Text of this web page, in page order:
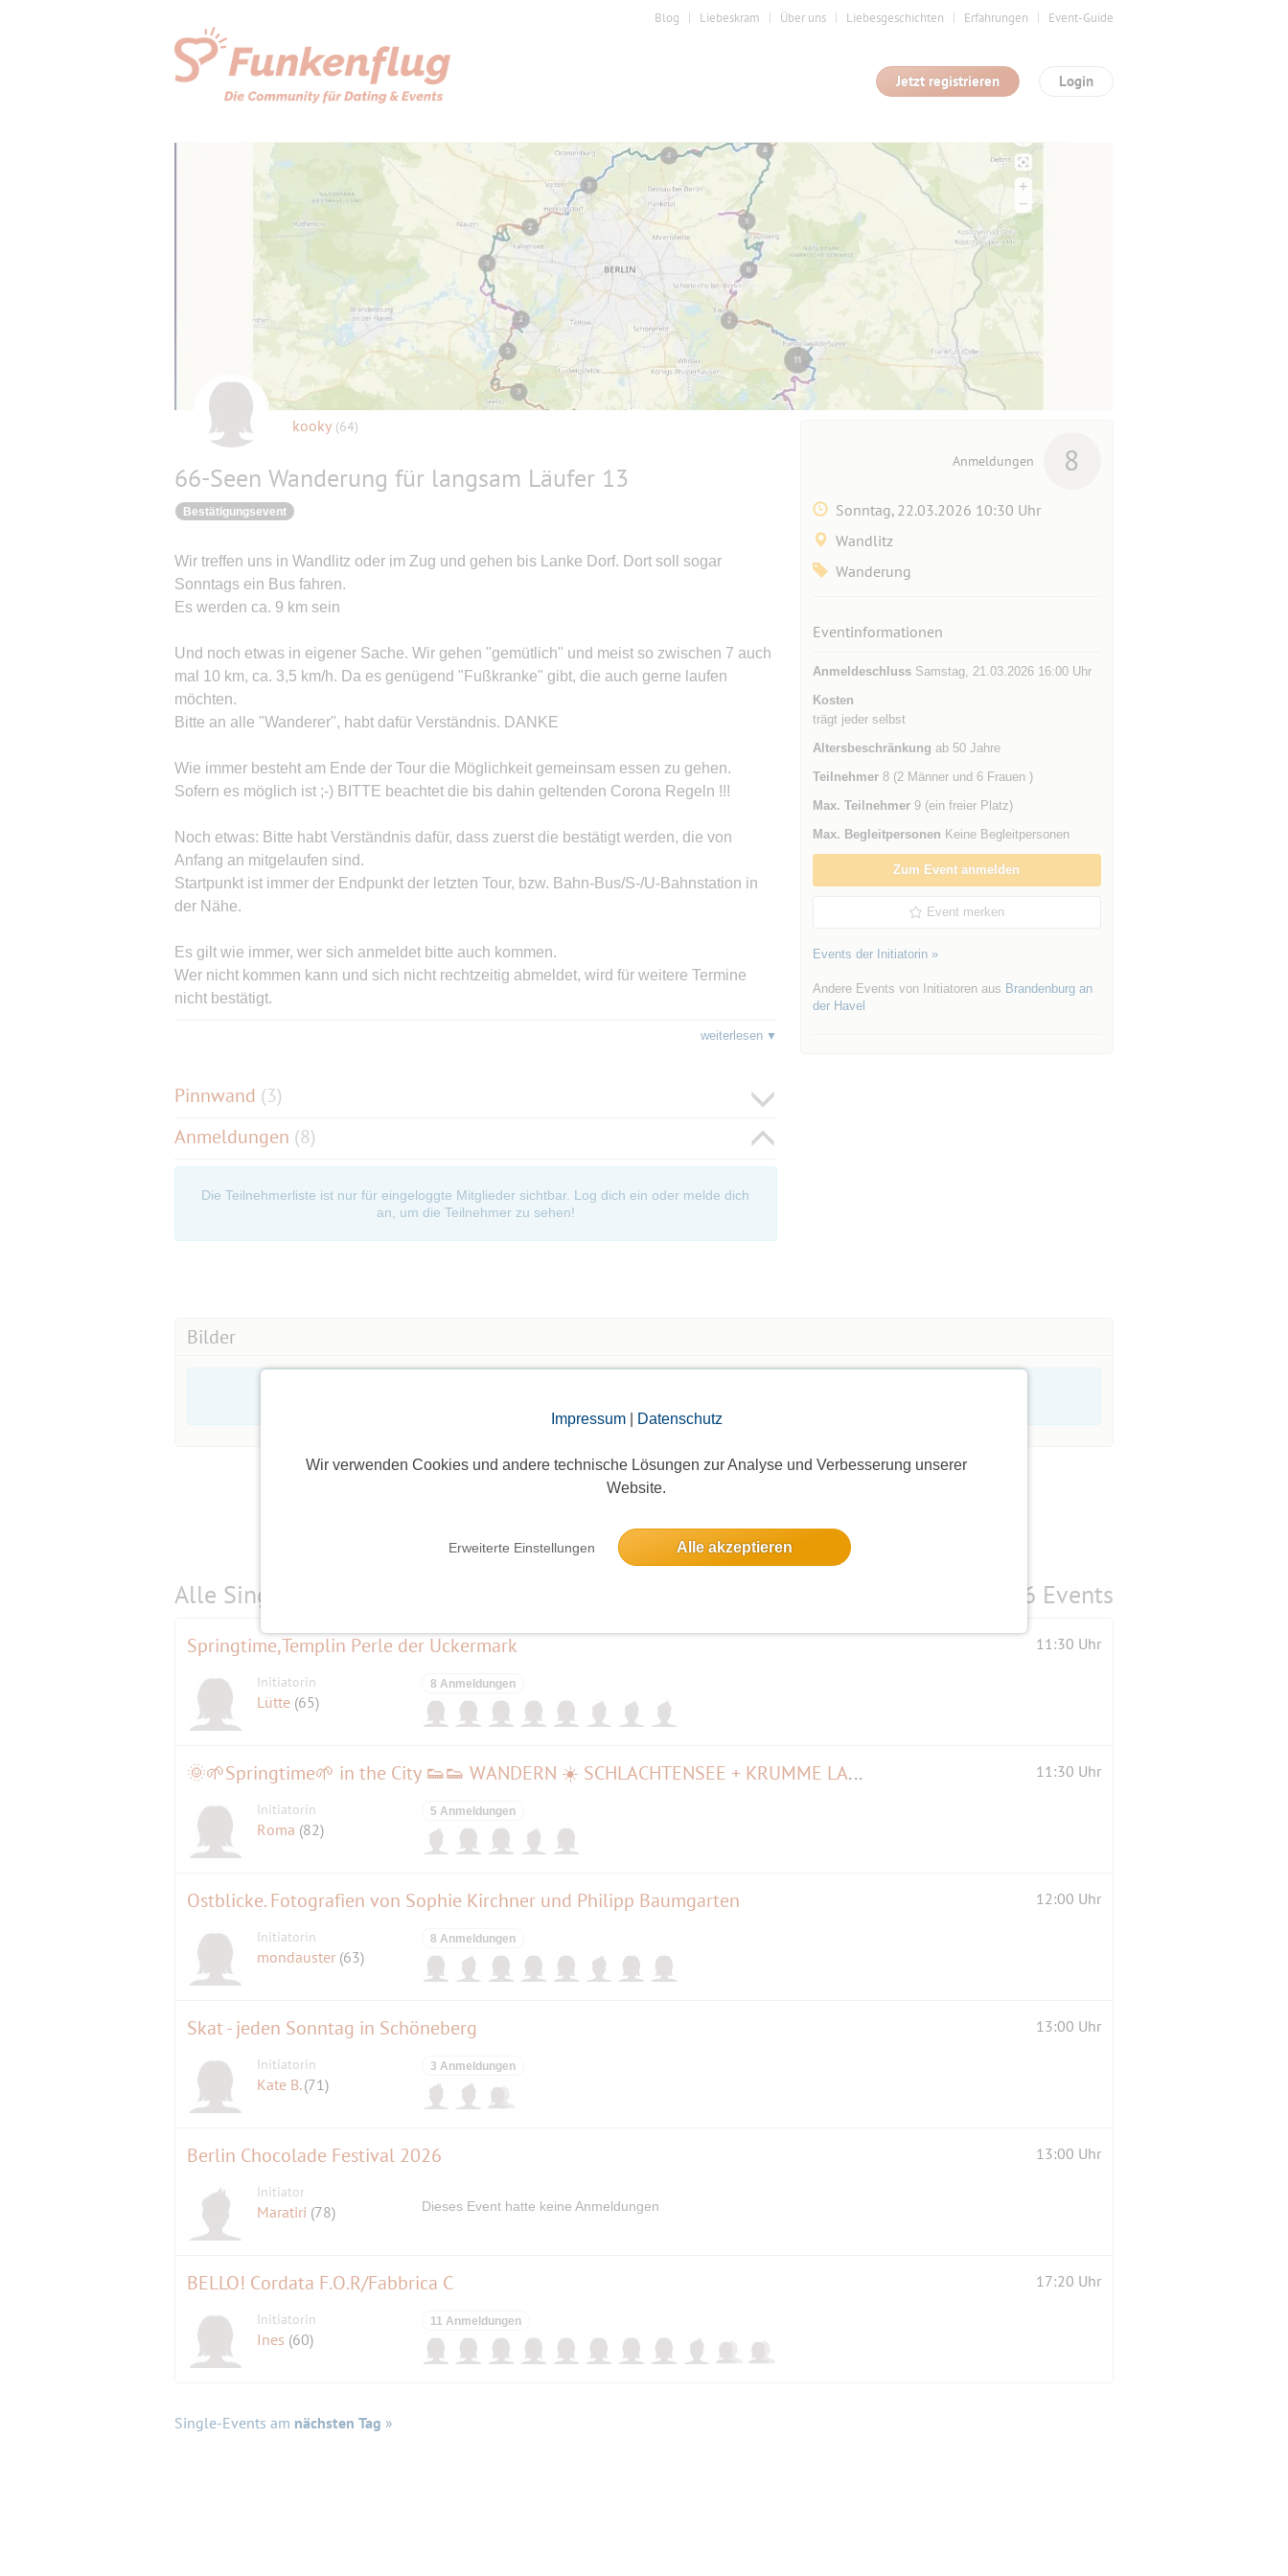
Impressum| Datenschutz
Wir verwenden Cookies und andere technische Lösungen zur Analyse und Verbesserung unserer
Website.
Erweiterte Einstellungen Alle akzeptieren
Blog Liebeskram Über uns Liebesgeschichten Erfahrungen Event-Guide
Login
Jetzt registrieren
kooky (64)
66-Seen Wanderung für langsam Läufer 13
Bestätigungsevent
Wir treffen uns in Wandlitz oder im Zug und gehen bis Lanke Dorf. Dort soll sogar
Sonntags ein Bus fahren.
Es werden ca. 9 km sein
Und noch etwas in eigener Sache. Wir gehen "gemütlich" und meist so zwischen 7 auch
mal 10 km, ca. 3,5 km/h. Da es genügend "Fußkranke" gibt, die auch gerne laufen
möchten.
Bitte an alle "Wanderer", habt dafür Verständnis. DANKE
Wie immer besteht am Ende der Tour die Möglichkeit gemeinsam essen zu gehen.
Sofern es möglich ist ;-) BITTE beachtet die bis dahin geltenden Corona Regeln !!!
Noch etwas: Bitte habt Verständnis dafür, dass zuerst die bestätigt werden, die von
Anfang an mitgelaufen sind.
Startpunkt ist immer der Endpunkt der letzten Tour, bzw. Bahn-Bus/S-/U-Bahnstation in
der Nähe.
Es gilt wie immer, wer sich anmeldet bitte auch kommen.
Wer nicht kommen kann und sich nicht rechtzeitig abmeldet, wird für weitere Termine
nicht bestätigt.
Bestätigungsevent kommt es nicht darauf an auf welchem Platz der Warteliste man
der/die Initiator/en.
Wenn euch die Wartezeit auf der Warteliste zu lange ist (trotz vielleicht auch noch freier
Teilnehmer von der Warteliste zum Zuge kommen - also ist Geduld die Devise!
weiterlesen
Pinnwand (3)
Anmeldungen (8)
Die Teilnehmerliste ist nur für eingeloggte Mitglieder sichtbar. Log dich ein oder melde dich
an, um die Teilnehmer zu sehen!
Anmeldungen 8
Sonntag, 22.03.2026 10:30 Uhr
Wandlitz
Wanderung
Eventinformationen
AnmeldeschlussSamstag, 21.03.2026 16:00 Uhr
Kosten
trägt jeder selbst
Altersbeschränkung ab 50 Jahre
Teilnehmer8 (2 Männer und 6 Frauen )
Max. Teilnehmer9 (ein freier Platz)
Max. Begleitpersonen Keine Begleitpersonen
Zum Event anmelden
Event merken
Events der Initiatorin »
Andere Events von Initiatoren aus Brandenburg an
der Havel
Bilder
Alle Single-Events am 6 Events
Springtime,Templin Perle der Uckermark 11:30 Uhr
Initiatorin
Lütte (65)
8 Anmeldungen
🌞🌱Springtime🌱 in the City 👟👟 WANDERN ☀️ SCHLACHTENSEE + KRUMME LANKE 👫👬🚶m. EINKEHR ☕🍶🍨🍰🍽 11:30 Uhr
Initiatorin
Roma (82)
5 Anmeldungen
Ostblicke. Fotografien von Sophie Kirchner und Philipp Baumgarten 12:00 Uhr
Initiatorin
mondauster (63)
8 Anmeldungen
Skat - jeden Sonntag in Schöneberg 13:00 Uhr
Initiatorin
Kate B.(71)
3 Anmeldungen
Berlin Chocolade Festival 2026 13:00 Uhr
Initiator
Maratiri (78) Dieses Event hatte keine Anmeldungen
BELLO! Cordata F.O.R/Fabbrica C 17:20 Uhr
Initiatorin
Ines (60)
11 Anmeldungen
Single-Events am nächsten Tag »